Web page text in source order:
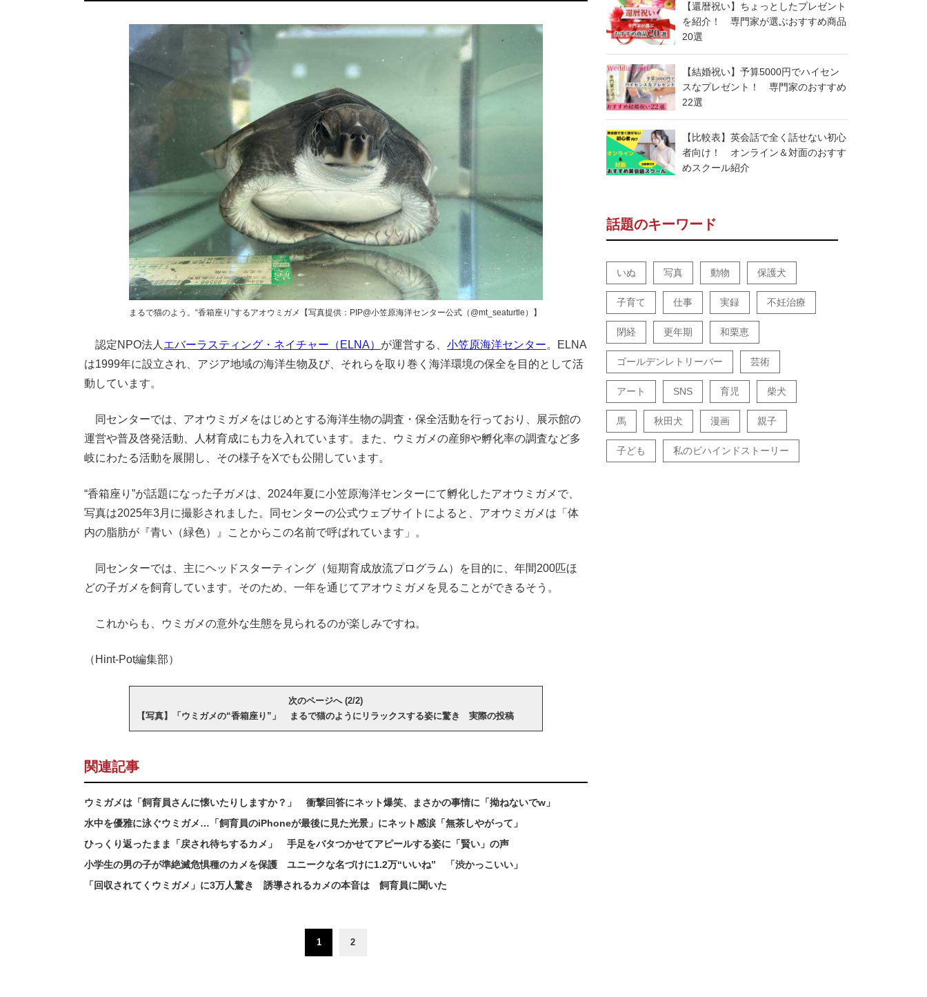
まるで猫のよう。“香箱座り”するアオウミガメ【写真提供：PIP@小笠原海洋センター公式（@mt_seaturtle）】
認定NPO法人 エバーラスティング・ネイチャー（ELNA） が運営する、 小笠原海洋センター。ELNA
は1999年に設立され、アジア地域の海洋生物及び、それらを取り巻く海洋環境の保全を目的として活
動しています。
同センターでは、アオウミガメをはじめとする海洋生物の調査・保全活動を行っており、展示館の
運営や普及啓発活動、人材育成にも力を入れています。また、ウミガメの産卵や孵化率の調査など多
岐にわたる活動を展開し、その様子をXでも公開しています。
“香箱座り”が話題になった子ガメは、2024年夏に小笠原海洋センターにて孵化したアオウミガメで、
写真は2025年3月に撮影されました。同センターの公式ウェブサイトによると、アオウミガメは「体
内の脂肪が『青い（緑色）』ことからこの名前で呼ばれています」。
同センターでは、主にヘッドスターティング（短期育成放流プログラム）を目的に、年間200匹ほ
どの子ガメを飼育しています。そのため、一年を通じてアオウミガメを見ることができるそう。
これからも、ウミガメの意外な生態を見られるのが楽しみですね。
（Hint-Pot編集部）
次のページへ (2/2)
【写真】「ウミガメの“香箱座り”」 まるで猫のようにリラックスする姿に驚き 実際の投稿
関連記事
ウミガメは「飼育員さんに懐いたりしますか？」 衝撃回答にネット爆笑、まさかの事情に「拗ねないでw」
水中を優雅に泳ぐウミガメ…「飼育員のiPhoneが最後に見た光景」にネット感涙「無茶しやがって」
ひっくり返ったまま「戻され待ちするカメ」 手足をバタつかせてアピールする姿に「賢い」の声
小学生の男の子が準絶滅危惧種のカメを保護 ユニークな名づけに1.2万“いいね” 「渋かっこいい」
「回収されてくウミガメ」に3万人驚き 誘導されるカメの本音は 飼育員に聞いた
1 2
【還暦祝い】ちょっとしたプレゼント
を紹介！ 専門家が選ぶおすすめ商品
20選
【結婚祝い】予算5000円でハイセン
スなプレゼント！ 専門家のおすすめ
22選
【比較表】英会話で全く話せない初心
者向け！ オンライン＆対面のおすす
めスクール紹介
話題のキーワード
いぬ 写真 動物 保護犬
子育て 仕事 実録 不妊治療
閉経 更年期 和栗恵
ゴールデンレトリーバー 芸術
アート SNS 育児 柴犬
馬 秋田犬 漫画 親子
子ども 私のビハインドストーリー